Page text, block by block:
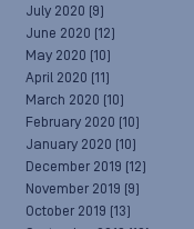
July 2020 (9)
June 2020 (12)
May 2020 (10)
April 2020 (11)
March 2020 (10)
February 2020 (10)
January 2020 (10)
December 2019 (12)
November 2019 (9)
October 2019 (13)